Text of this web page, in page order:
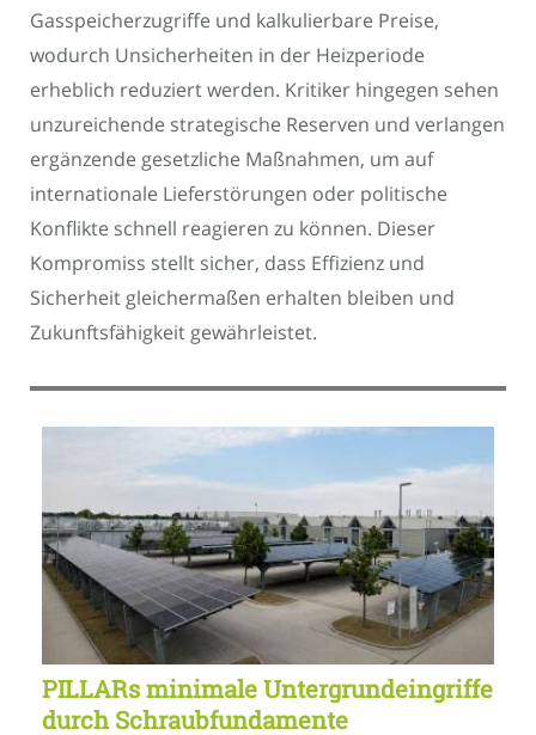
Gasspeicherzugriffe und kalkulierbare Preise,
wodurch Unsicherheiten in der Heizperiode
erheblich reduziert werden. Kritiker hingegen sehen
unzureichende strategische Reserven und verlangen
ergänzende gesetzliche Maßnahmen, um auf
internationale Lieferstörungen oder politische
Konflikte schnell reagieren zu können. Dieser
Kompromiss stellt sicher, dass Effizienz und
Sicherheit gleichermaßen erhalten bleiben und
Zukunftsfähigkeit gewährleistet.
PILLARs minimale Untergrundeingriffe
durch Schraubfundamente